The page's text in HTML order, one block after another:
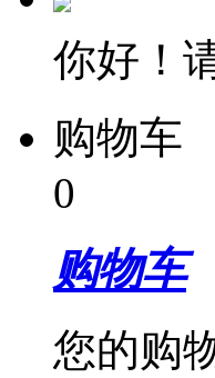
你好！
购物车
0
购物车
您的购